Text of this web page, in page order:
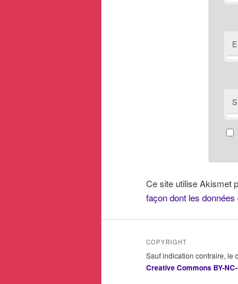
Ce site utilise Akismet
façon dont les
COPYRIGHT
Sauf indication contraire, le
Creative Commons BY-